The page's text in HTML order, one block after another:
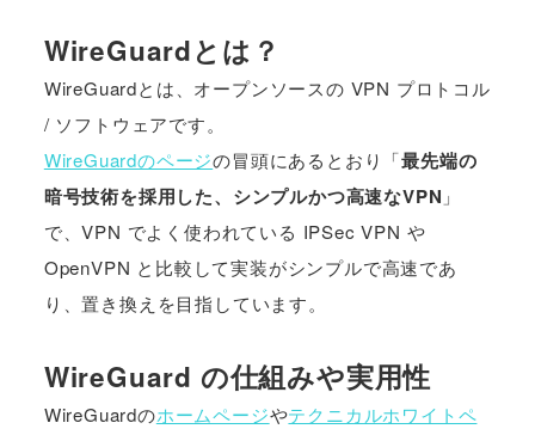
WireGuardとは？
WireGuardとは、オープンソースの VPN プロトコル
/ ソフトウェアです。
WireGuardのページの冒頭にあるとおり「最先端の
暗号技術を採用した、シンプルかつ高速なVPN 」
で、VPN でよく使われている IPSec VPN や
OpenVPN と比較して実装がシンプルで高速であ
り、置き換えを目指しています。
WireGuard の仕組みや実用性
WireGuardのホームページやテクニカルホワイトペ